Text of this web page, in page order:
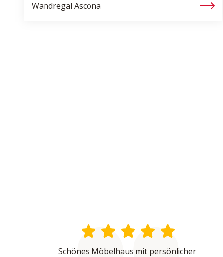
Wandregal Ascona
Schönes Möbelhaus mit persönlicher